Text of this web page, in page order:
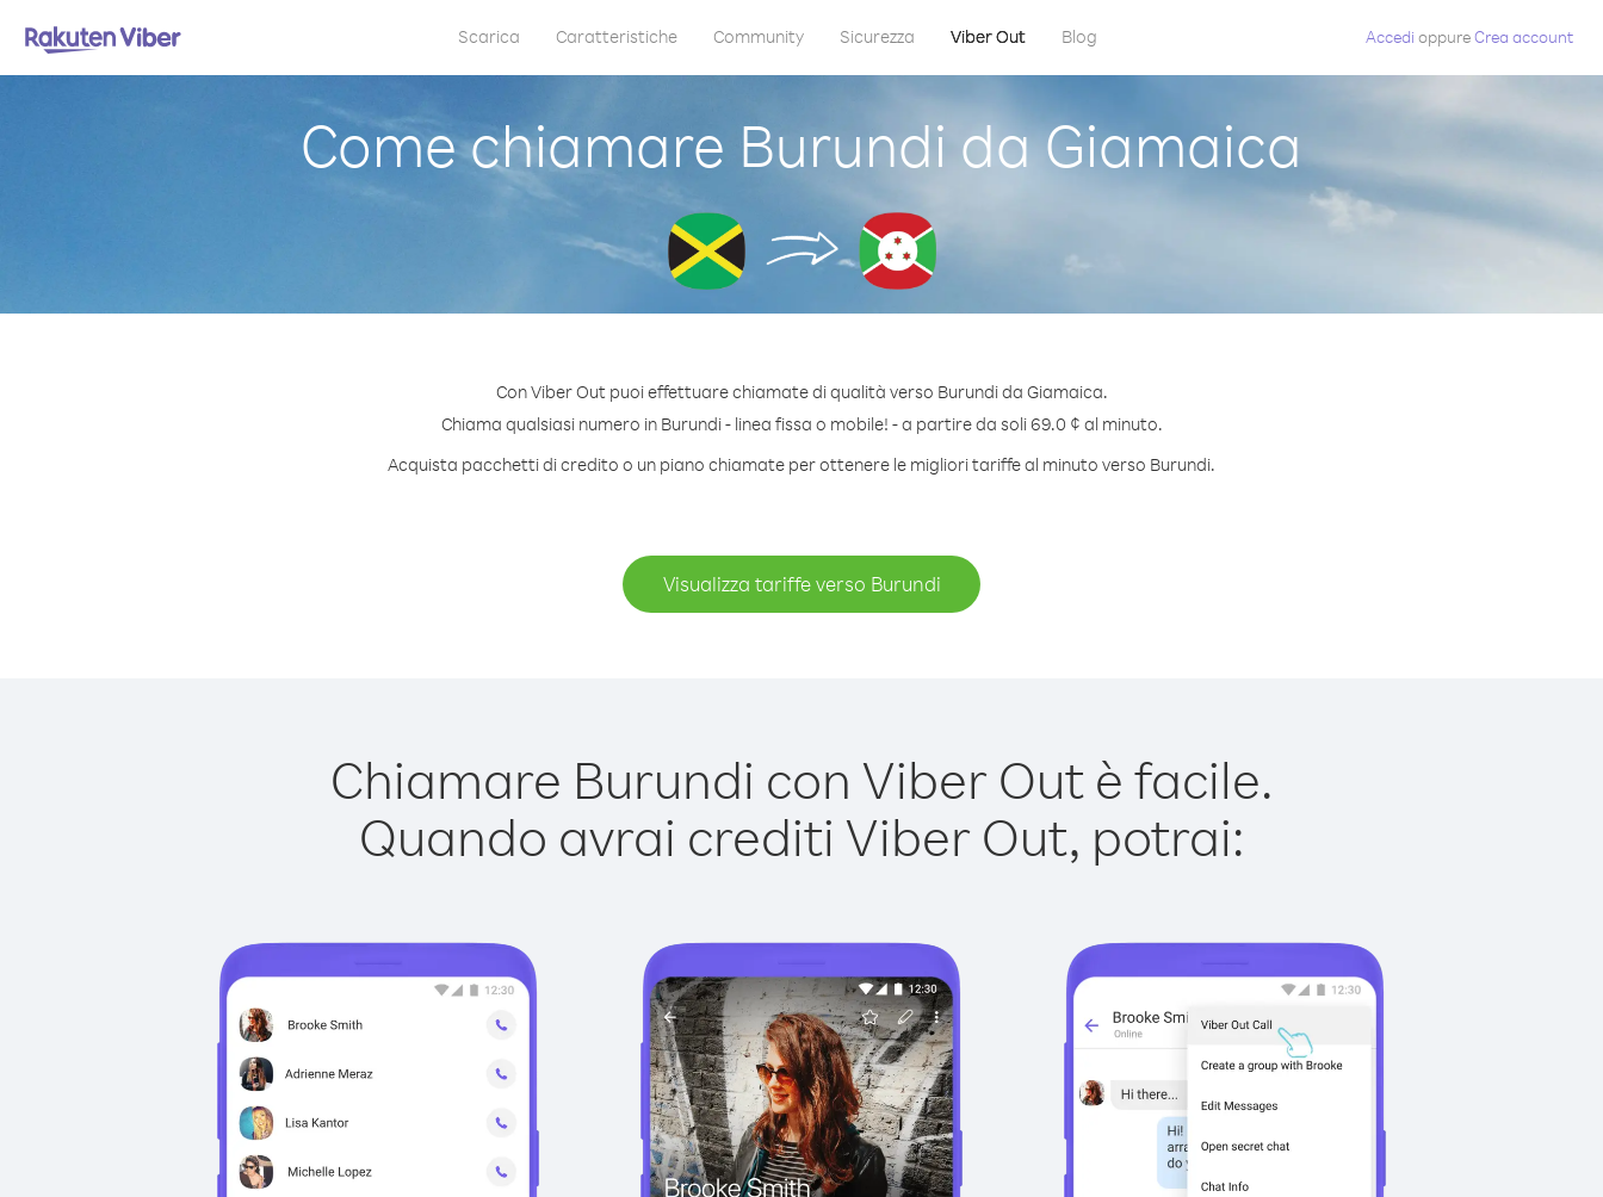
Scarica Caratteristiche Community Sicurezza Viber Out Blog Accedi oppureCrea account
Come chiamare Burundi da Giamaica
Con Viber Out puoi effettuare chiamate di qualità verso Burundi da Giamaica.
Chiama qualsiasi numero in Burundi - linea fissa o mobile! - a partire da soli 69.0 ¢ al minuto.
Acquista pacchetti di credito o un piano chiamate per ottenere le migliori tariffe al minuto verso Burundi.
Visualizza tariffe verso Burundi
Chiamare Burundi con Viber Out è facile.
Quando avrai crediti Viber Out, potrai: